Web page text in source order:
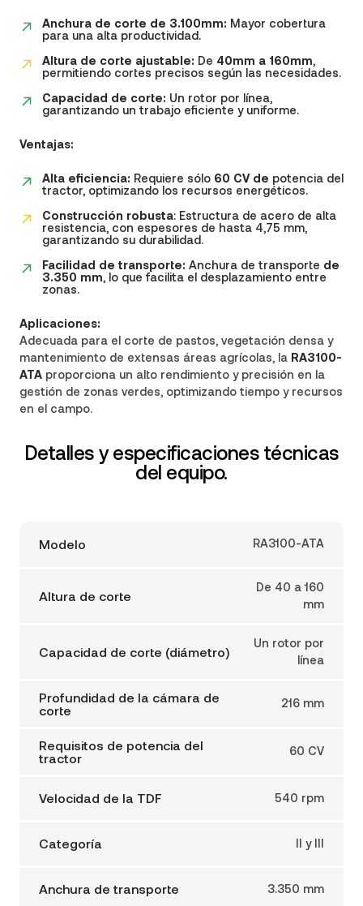
Anchura de corte de 3.100mm: Mayor cobertura
para una alta productividad.
Altura de corte ajustable: De 40mm a 160mm,
permitiendo cortes precisos según las necesidades.
Capacidad de corte: Un rotor por línea,
garantizando un trabajo eficiente y uniforme.
Ventajas:
Alta eficiencia: Requiere sólo 60 CV de potencia del
tractor, optimizando los recursos energéticos.
Construcción robusta: Estructura de acero de alta
resistencia, con espesores de hasta 4,75 mm,
garantizando su durabilidad.
Facilidad de transporte: Anchura de transporte de
3.350 mm, lo que facilita el desplazamiento entre
zonas.
Aplicaciones:
Adecuada para el corte de pastos, vegetación densa y
mantenimiento de extensas áreas agrícolas, la RA3100-
ATA proporciona un alto rendimiento y precisión en la
gestión de zonas verdes, optimizando tiempo y recursos
en el campo.
Detalles y especificaciones técnicas
del equipo.
Modelo RA3100-ATA
Altura de corte
De 40 a 160
mm
Capacidad de corte (diámetro)
Un rotor por
línea
Profundidad de la cámara de
corte
216 mm
Requisitos de potencia del
tractor
60 CV
Velocidad de la TDF 540 rpm
Categoría II y III
Anchura de transporte 3.350 mm